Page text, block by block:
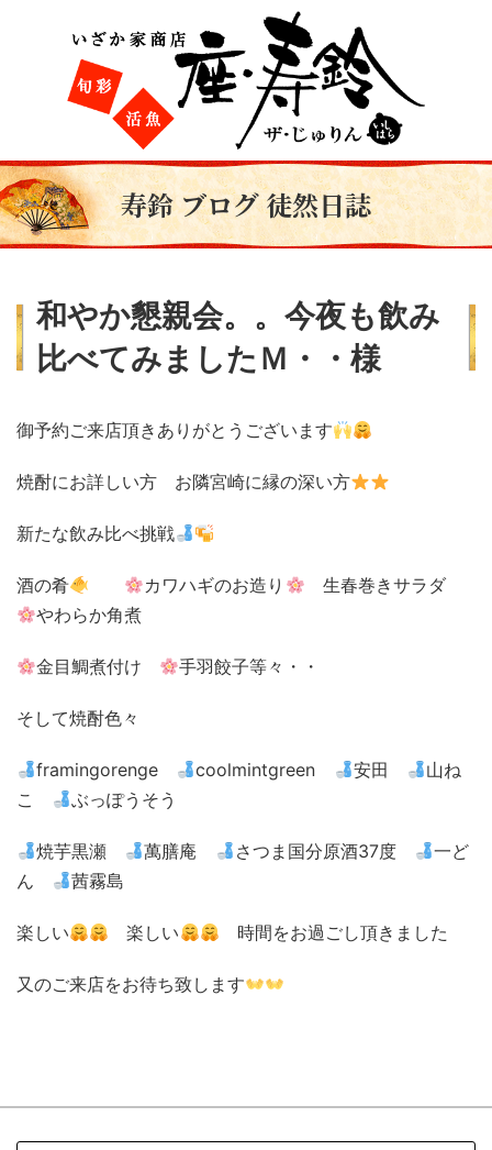
寿鈴 ブログ 徒然日誌
和やか懇親会。。今夜も飲み
比べてみましたＭ・・様
御予約ご来店頂きありがとうございます
焼酎にお詳しい方 お隣宮崎に縁の深い方
新たな飲み比べ挑戦
酒の肴 カワハギのお造り
生春巻きサラダ
やわらか角煮
金目鯛煮付け 手羽餃子等々・・
そして焼酎色々
framingorenge coolmintgreen 安田
山ね
こ
ぶっぽうそう
焼芋黒瀬 萬膳庵 さつま国分原酒37度
一ど
ん
茜霧島
楽しい 楽しい 時間をお過ごし頂きました
又のご来店をお待ち致します